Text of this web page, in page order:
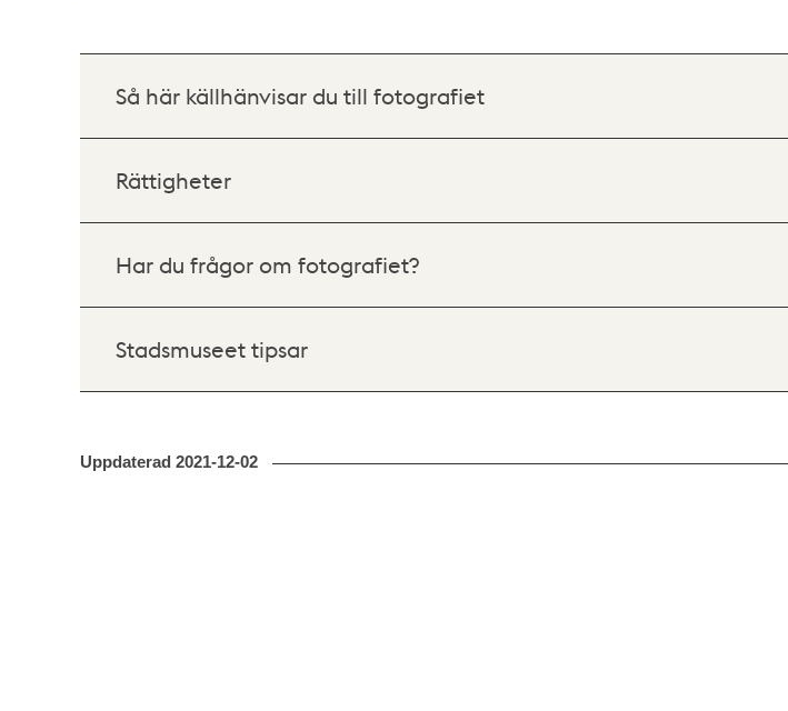
Så här källhänvisar du till fotografiet
Rättigheter
Har du frågor om fotografiet?
Stadsmuseet tipsar
Uppdaterad 2021-12-02